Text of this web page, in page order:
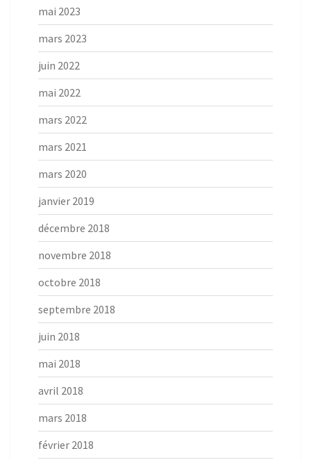
mai 2023
mars 2023
juin 2022
mai 2022
mars 2022
mars 2021
mars 2020
janvier 2019
décembre 2018
novembre 2018
octobre 2018
septembre 2018
juin 2018
mai 2018
avril 2018
mars 2018
février 2018